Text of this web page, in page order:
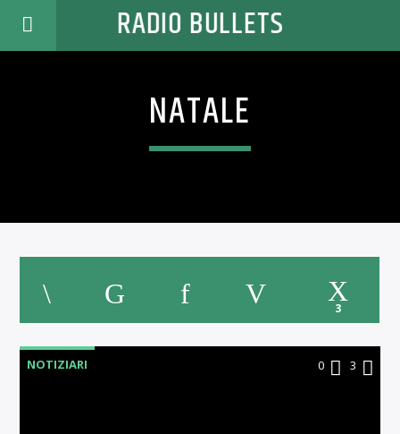
RADIO BULLETS
NATALE
3
NOTIZIARI 0 3